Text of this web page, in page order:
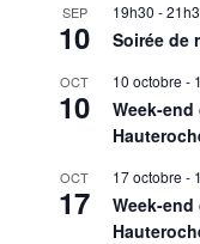
SEP
10
19h30 -
Soirée de
OCT
10
10 octobre -
Week-
OCT
17
17 octobre -
Week-